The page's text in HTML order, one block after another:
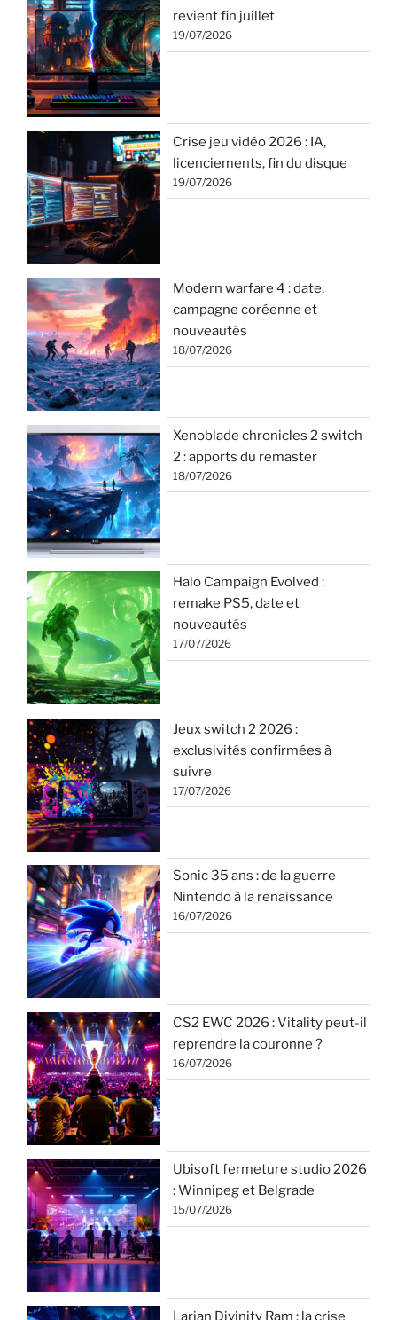
revient fin juillet
19/07/2026
Crise jeu vidéo 2026 : IA,
licenciements, fin du disque
19/07/2026
Modern warfare 4 : date,
campagne coréenne et
nouveautés
18/07/2026
Xenoblade chronicles 2 switch
2 : apports du remaster
18/07/2026
Halo Campaign Evolved :
remake PS5, date et
nouveautés
17/07/2026
Jeux switch 2 2026 :
exclusivités confirmées à
suivre
17/07/2026
Sonic 35 ans : de la guerre
Nintendo à la renaissance
16/07/2026
CS2 EWC 2026 : Vitality peut-il
reprendre la couronne ?
16/07/2026
Ubisoft fermeture studio 2026
: Winnipeg et Belgrade
15/07/2026
Larian Divinity Ram : la crise